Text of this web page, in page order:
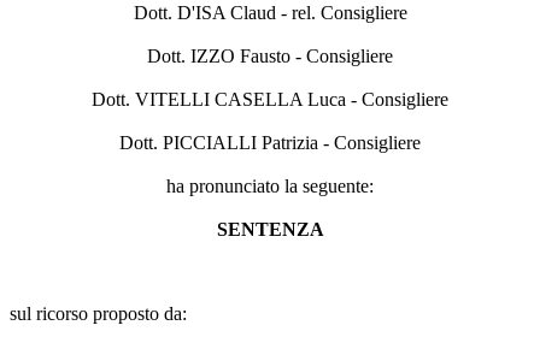
Dott. D'ISA Claud - rel. Consigliere
Dott. IZZO Fausto - Consigliere
Dott. VITELLI CASELLA Luca - Consigliere
Dott. PICCIALLI Patrizia - Consigliere
ha pronunciato la seguente:
SENTENZA
sul ricorso proposto da: